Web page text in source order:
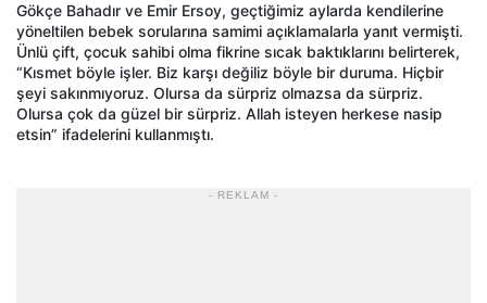
Gökçe Bahadır ve Emir Ersoy, geçtiğimiz aylarda kendilerine
yöneltilen bebek sorularına samimi açıklamalarla yanıt vermişti.
Ünlü çift, çocuk sahibi olma fikrine sıcak baktıklarını belirterek,
“Kısmet böyle işler. Biz karşı değiliz böyle bir duruma. Hiçbir
şeyi sakınmıyoruz. Olursa da sürpriz olmazsa da sürpriz.
Olursa çok da güzel bir sürpriz. Allah isteyen herkese nasip
etsin” ifadelerini kullanmıştı.
- REKLAM -